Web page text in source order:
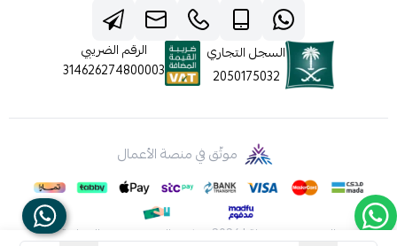
السجل التجاري
2050175032
الرقم الضريبي
314626274800003
موثّق في منصة الأعمال
الحقوق محفوظة | 2026 شركه عالم جيفينشي التجارية